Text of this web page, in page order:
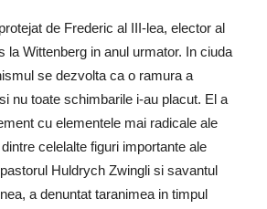
de Frederic al III-lea, elector al
la Wittenberg in anul urmator. In ciuda
se dezvolta ca o ramura a
nu toate schimbarile i-au placut. El a
cu elementele mai radicale ale
celelalte figuri importante ale
Huldrych Zwingli si savantul
a denuntat taranimea in timpul